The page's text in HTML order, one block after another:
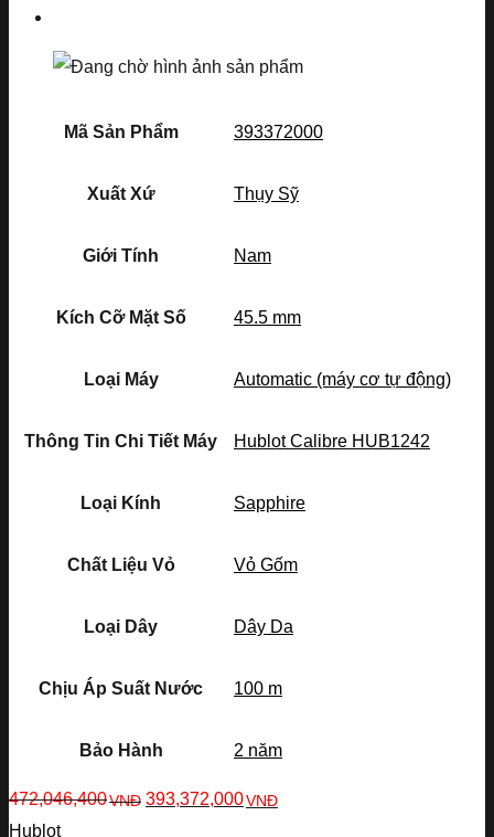
Mã Sản Phẩm 393372000
Xuất Xứ Thụy Sỹ
Giới Tính Nam
Kích Cỡ Mặt Số 45.5 mm
Loại Máy Automatic (máy cơ tự động)
Thông Tin Chi Tiết Máy Hublot Calibre HUB1242
Loại Kính Sapphire
Chất Liệu Vỏ Vỏ Gốm
Loại Dây Dây Da
Chịu Áp Suất Nước 100 m
Bảo Hành 2 năm
472,046,400VNĐ 393,372,000VNĐ
Hublot